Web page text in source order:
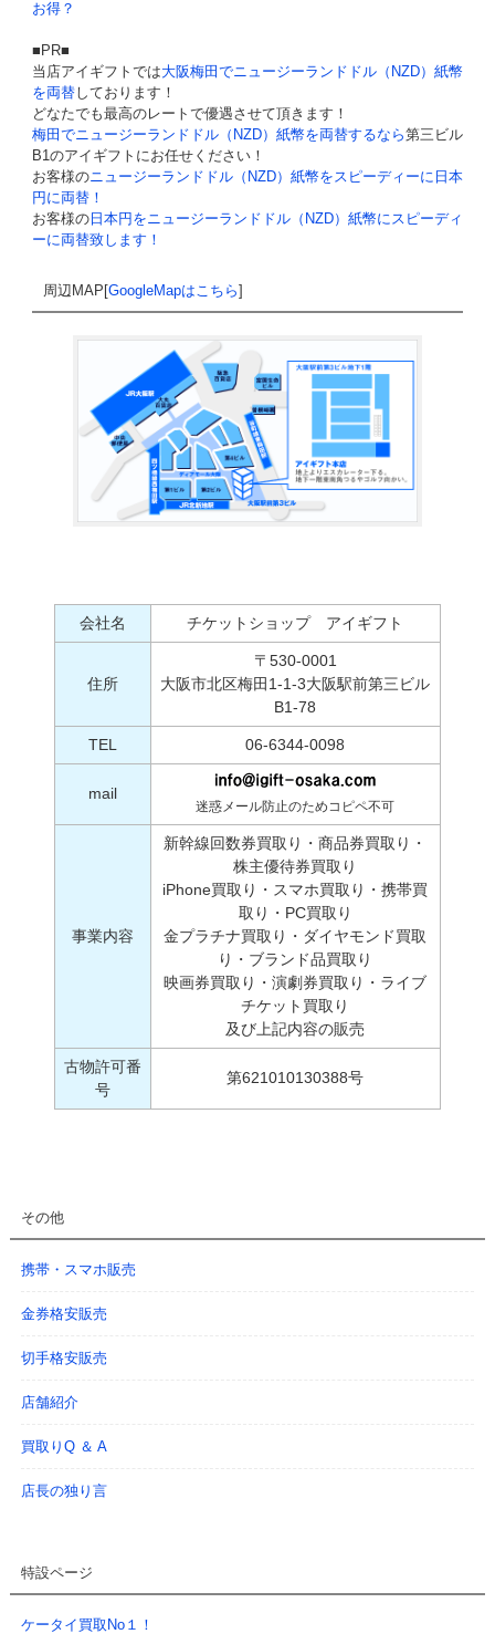
お得？
■PR■
当店アイギフトでは大阪梅田でニュージーランドドル（NZD）紙幣
を両替しております！
どなたでも最高のレートで優遇させて頂きます！
梅田でニュージーランドドル（NZD）紙幣を両替するなら第三ビル
B1のアイギフトにお任せください！
お客様のニュージーランドドル（NZD）紙幣をスピーディーに日本
円に両替！
お客様の日本円をニュージーランドドル（NZD）紙幣にスピーディ
ーに両替致します！
周辺MAP[GoogleMapはこちら]
会社名 チケットショップ アイギフト
住所
〒530-0001
大阪市北区梅田1-1-3大阪駅前第三ビル
B1-78
TEL 06-6344-0098
mail
迷惑メール防止のためコピペ不可
事業内容
新幹線回数券買取り・商品券買取り・
株主優待券買取り
iPhone買取り・スマホ買取り・携帯買
取り・PC買取り
金プラチナ買取り・ダイヤモンド買取
り・ブランド品買取り
映画券買取り・演劇券買取り・ライブ
チケット買取り
及び上記内容の販売
古物許可番
号
第621010130388号
その他
携帯・スマホ販売
金券格安販売
切手格安販売
店舗紹介
買取りQ ＆ A
店長の独り言
特設ページ
ケータイ買取No１！